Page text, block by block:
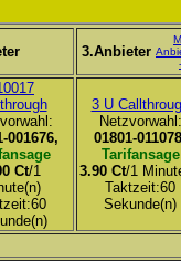
3.Anbieter
001676,
Ct/1
3 U
Netzvorwahl:
01801-
Tarifansage
3.90 Ct/1
Taktzeit:60
Sekunde(n)